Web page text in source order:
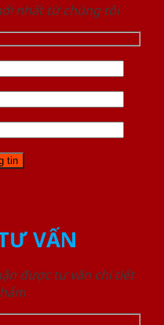
nhất từ chúng tôi
VẤN
được tư vấn chi tiết